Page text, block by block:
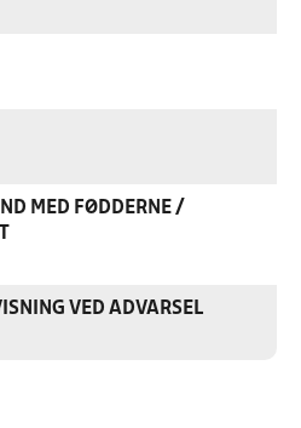
MED FØDDERNE /
VED ADVARSEL